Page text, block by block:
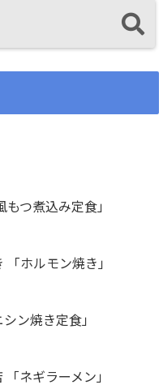
つ煮込み定食」
ホルモン焼き」
ン焼き定食」
ネギラーメン」